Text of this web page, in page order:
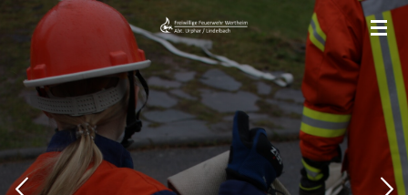
Hauptinhalt
springen